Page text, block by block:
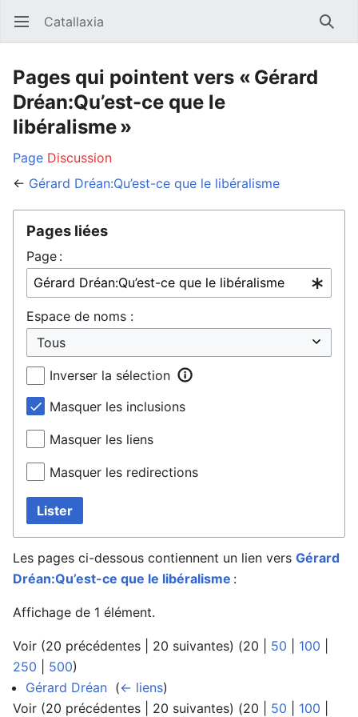
Ouvrir le menu principal Catallaxia
Pages qui pointent vers « Gérard
Dréan:Qu’est-ce que le
libéralisme »
Page Discussion
← Gérard Dréan:Qu’est-ce que le libéralisme
Pages liées
Page :
Espace de noms :
Inverser la sélection
Masquer les inclusions
Masquer les liens
Masquer les redirections
Lister
Les pages ci-dessous contiennent un lien vers Gérard
Dréan:Qu’est-ce que le libéralisme :
Affichage de 1 élément.
Voir (20 précédentes 20 suivantes) (20 50 100
250
500)
Gérard Dréan (← liens)
Voir (20 précédentes 20 suivantes) (20 50 100